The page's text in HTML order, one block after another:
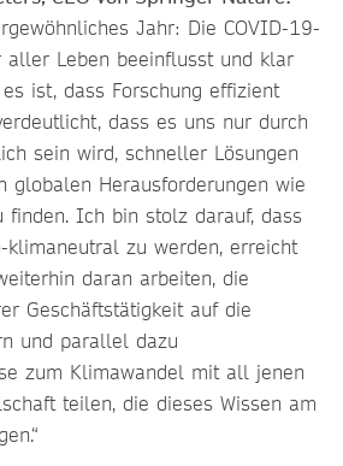
Jahr: Die COVID-19-
aller Leben beeinflusst und klar
ist, dass Forschung effizient
dass es uns nur durch
sein wird, schneller Lösungen
globalen Herausforderungen wie
finden. Ich bin stolz darauf, dass
zu werden, erreicht
daran arbeiten, die
Geschäftstätigkeit auf die
und parallel dazu
zum Klimawandel mit all jenen
teilen, die dieses Wissen am